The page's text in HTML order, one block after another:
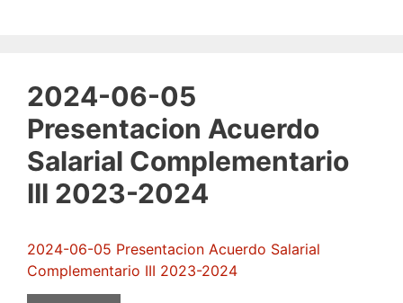
2024-06-05
Presentacion Acuerdo
Salarial Complementario
III 2023-2024
2024-06-05 Presentacion Acuerdo Salarial
Complementario III 2023-2024